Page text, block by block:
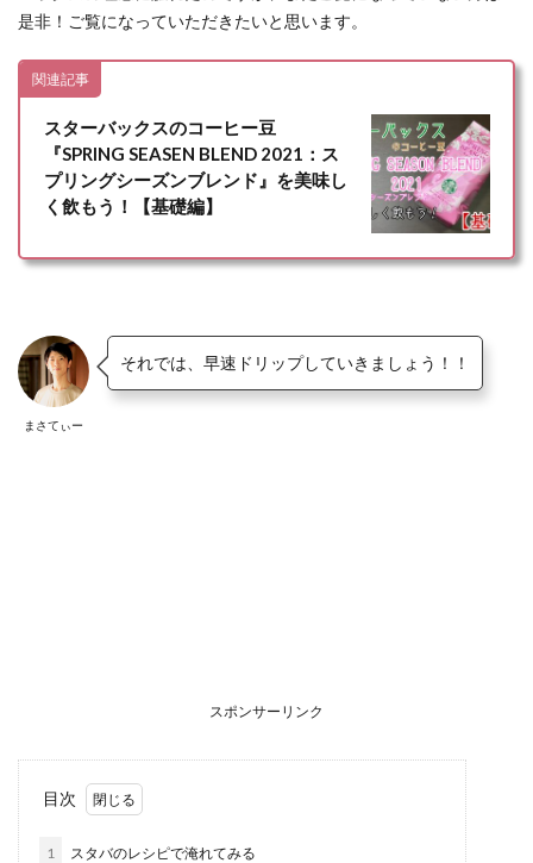
是非！ご覧になっていただきたいと思います。
関連記事
スターバックスのコーヒー豆
『SPRING SEASEN BLEND 2021：ス
プリングシーズンブレンド』を美味し
く飲もう！【基礎編】
まさてぃー
それでは、早速ドリップしていきましょう！！
スポンサーリンク
目次
1 スタバのレシピで淹れてみる